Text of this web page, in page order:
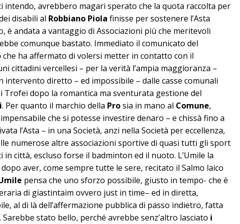
intendo, avrebbero magari sperato che la quota raccolta per
disabili al Robbiano Piola finisse per sostenere l’Asta
è andata a vantaggio di Associazioni più che meritevoli
comunque bastato. Immediato il comunicato del
che ha affermato di volersi metter in contatto con il
cittadini vercellesi – per la verità l’ampia maggioranza –
intervento diretto – ed impossibile – dalle casse comunali
dopo la romantica ma sventurata gestione del
. Per quanto il marchio della Prosia in mano al Comune,
che si potesse investire denaro – e chissà fino a
l’Asta – in una Società, anzi nella Società per eccellenza,
numerose altre associazioni sportive di quasi tutti gli sport
città, escluso forse il badminton ed il nuoto. L’Umile la
aver, come sempre tutte le sere, recitato il Salmo laico
pensa che uno sforzo possibile, giusto in tempo- che è
di giastintaim ovvero just in time– ed in diretta,
al di là dell’affermazione pubblica di passo indietro, fatta
stato bello, perché avrebbe senz’altro lasciato i